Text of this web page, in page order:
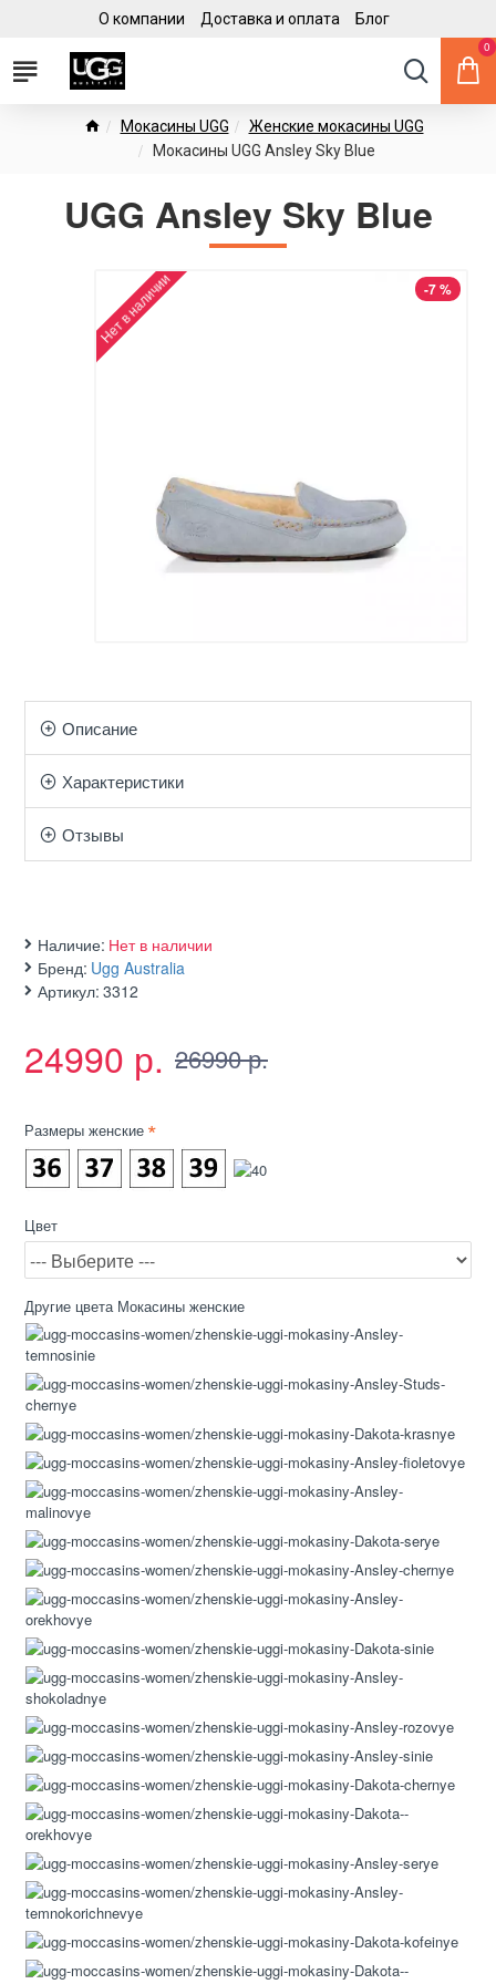
О компании Доставка и оплата Блог
0
Мокасины UGG
Женские мокасины UGG
Мокасины UGG Ansley Sky Blue
UGG Ansley Sky Blue
-7 %
Нет в наличии
Описание
Характеристики
Отзывы
Наличие: Нет в наличии
Бренд: Ugg Australia
Артикул: 3312
24990 р. 26990 р.
Размеры женские
Цвет
Другие цвета Мокасины женские